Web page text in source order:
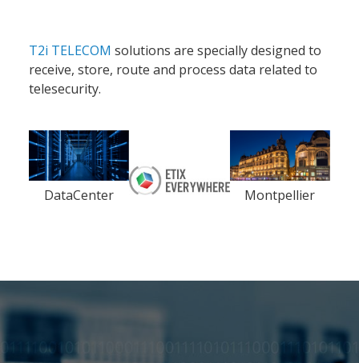
T2i TELECOM solutions are specially designed to
receive, store, route and process data related to
telesecurity.
DataCenter Montpellier
Société
Nos partenaires
Notre démarche RSE
Certifications